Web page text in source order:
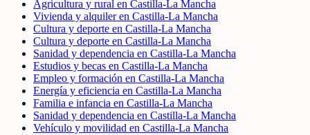
Agricultura y rural en Castilla-La Mancha
Vivienda y alquiler en Castilla-La Mancha
Cultura y deporte en Castilla-La Mancha
Cultura y deporte en Castilla-La Mancha
Sanidad y dependencia en Castilla-La Mancha
Estudios y becas en Castilla-La Mancha
Empleo y formación en Castilla-La Mancha
Energía y eficiencia en Castilla-La Mancha
Familia e infancia en Castilla-La Mancha
Sanidad y dependencia en Castilla-La Mancha
Vehículo y movilidad en Castilla-La Mancha